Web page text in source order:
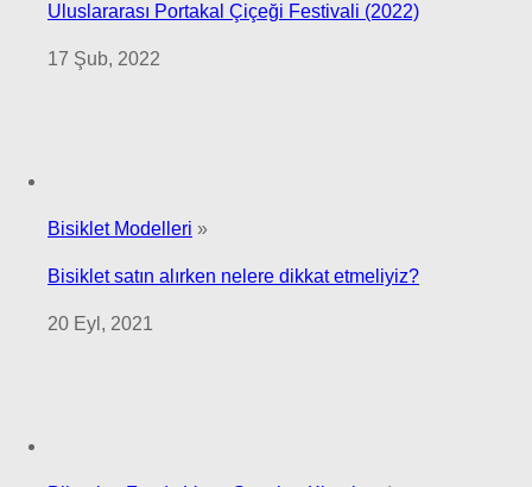
Uluslararası Portakal Çiçeği Festivali (2022)
17 Şub, 2022
Bisiklet Modelleri »
Bisiklet satın alırken nelere dikkat etmeliyiz?
20 Eyl, 2021